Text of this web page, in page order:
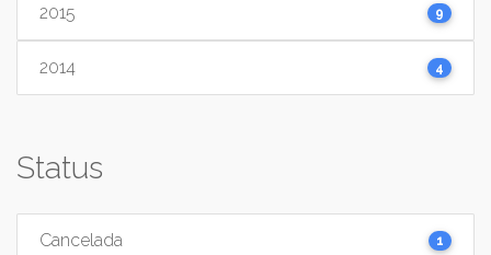
2015 9
2014 4
Status
Cancelada 1